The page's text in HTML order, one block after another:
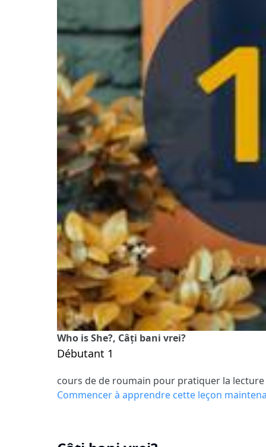
Who is She?, Câți bani vrei?
Débutant 1
cours de de roumain pour pratiquer la lecture
Commencer à apprendre cette leçon